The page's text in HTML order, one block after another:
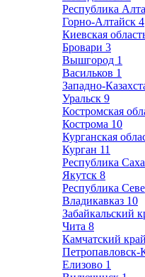
Республика
Горно-Алтайск 4
Киевская
Бровари 3
Вышгород 1
Васильков 1
Западно-
Уральск 9
Костромская
Кострома 10
Курганская
Курган 11
Республика
Якутск 8
Республика
Владикавказ 10
Забайкальский
Чита 8
Камчатский край
Петропавловск-
Елизово 1